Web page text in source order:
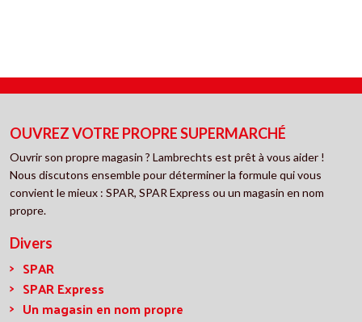
OUVREZ VOTRE PROPRE SUPERMARCHÉ
Ouvrir son propre magasin ? Lambrechts est prêt à vous aider !
Nous discutons ensemble pour déterminer la formule qui vous
convient le mieux : SPAR, SPAR Express ou un magasin en nom
propre.
Divers
SPAR
SPAR Express
Un magasin en nom propre